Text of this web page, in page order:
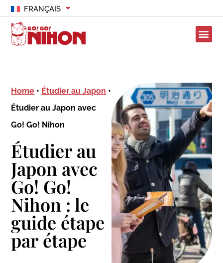
FRANÇAIS
Home • Étudier au Japon •
Étudier au Japon avec
Go! Go! Nihon
Étudier au
Japon avec
Go! Go!
Nihon : le
guide étape
par étape